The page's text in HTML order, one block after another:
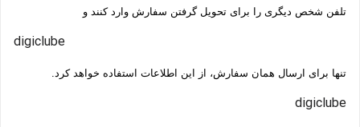
تلفن شخص دیگری را برای تحویل گرفتن سفارش وارد کنند و
digiclube
تنها برای ارسال همان سفارش، از این اطلاعات استفاده خواهد کرد.
digiclube